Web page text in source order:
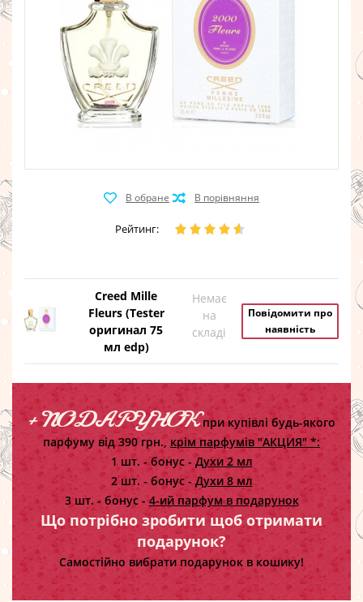
Рейтинг:
Creed Mille
Fleurs (Tester
оригинал 75
мл edp)
Немає
на
складі
Повідомити про
наявність
+ ПОДАРУНОКпри купівлі будь-якого
парфуму від 390 грн., крім парфумів "АКЦИЯ" *:
1 шт. - бонус - Духи 2 мл
2 шт. - бонус -Духи 8 мл
3 шт. - бонус -4-ий парфум в подарунок
Що потрібно зробити щоб отримати
подарунок?
Самостійно вибрати подарунок в кошику!